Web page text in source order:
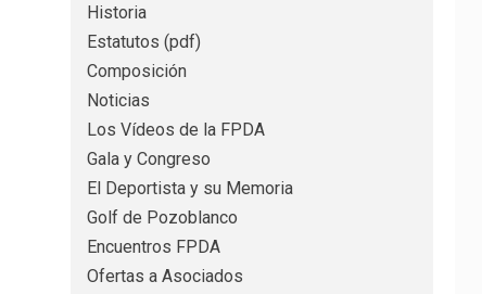
Historia
Estatutos (pdf)
Composición
Noticias
Los Vídeos de la FPDA
Gala y Congreso
El Deportista y su Memoria
Golf de Pozoblanco
Encuentros FPDA
Ofertas a Asociados